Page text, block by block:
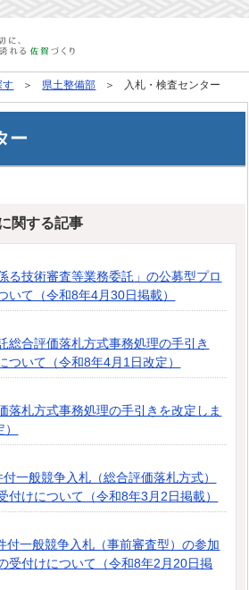
す 県土整備部 入札・検査センター
ー
関する記事
る技術審査等業務委託」の公募型プロ
いて（令和8年4月30日掲載）
総合評価落札方式事務処理の手引き
ついて（令和8年4月1日改定）
落札方式事務処理の手引きを改定しま
一般競争入札（総合評価落札方式）
付けについて（令和8年3月2日掲載）
付一般競争入札（事前審査型）の参加
受付けについて（令和8年2月20日掲